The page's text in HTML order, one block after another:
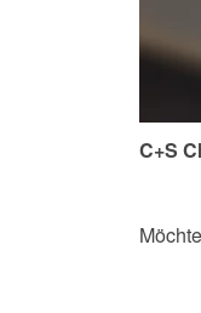
C+S